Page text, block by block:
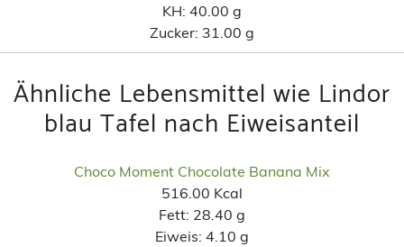
KH: 40.00 g
Zucker: 31.00 g
Ähnliche Lebensmittel wie Lindor
blau Tafel nach Eiweisanteil
Choco Moment Chocolate Banana Mix
516.00 Kcal
Fett: 28.40 g
Eiweis: 4.10 g